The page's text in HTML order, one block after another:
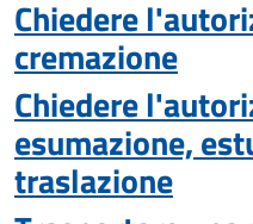
Chiedere
cremazione
Chiedere
esumazione,
traslazione